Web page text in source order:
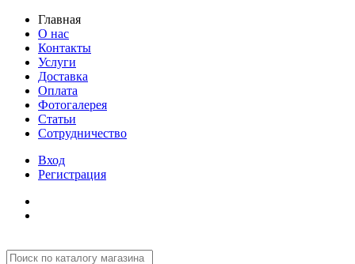
Главная
О нас
Контакты
Услуги
Доставка
Оплата
Фотогалерея
Статьи
Сотрудничество
Вход
Регистрация